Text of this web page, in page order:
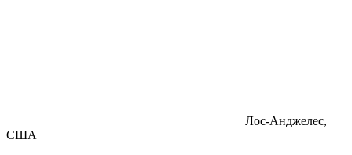
Лос-Анджелес,
США